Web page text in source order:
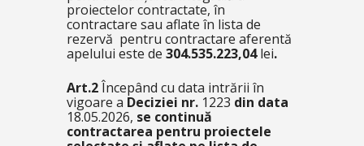
proiectelor contractate, în
contractare sau aflate în lista de
rezervă pentru contractare aferentă
apelului este de 304.535.223,04lei.
Art.2Începând cu data intrării în
vigoare a Deciziei nr. 1223 din data
18.05.2026, se continuă
contractarea pentru proiectele